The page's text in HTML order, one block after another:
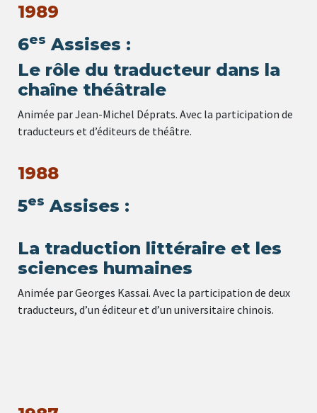
1989
6es Assises :
Le rôle du traducteur dans la
chaîne théâtrale
Animée par Jean-Michel Déprats. Avec la participation de
traducteurs et d’éditeurs de théâtre.
1988
5es Assises :
La traduction littéraire et les
sciences humaines
Animée par Georges Kassai. Avec la participation de deux
traducteurs, d’un éditeur et d’un universitaire chinois.